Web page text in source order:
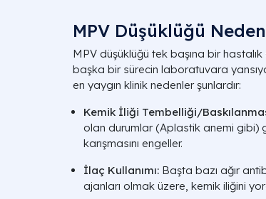
MPV Düşüklüğü
MPV düşüklüğü tek başına bir
başka bir sürecin laboratuvara
en yaygın klinik nedenler şunlardır:
Kemik İliği Tembelliği/
olan durumlar (Aplastik anemi gibi)
karışmasını engeller.
İlaç Kullanımı: Başta bazı ağır
ajanları olmak üzere, kemik iliğini